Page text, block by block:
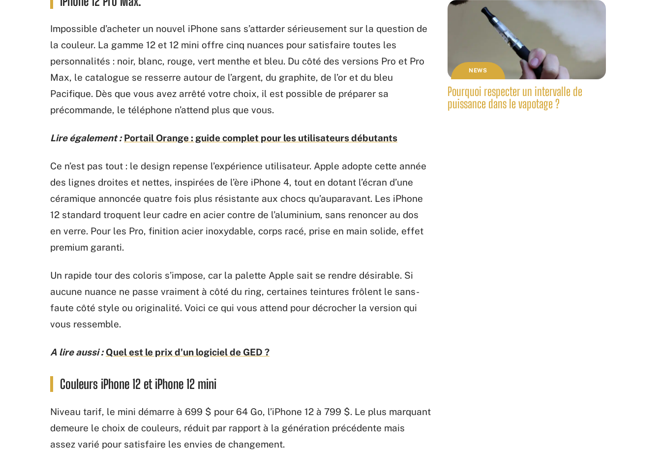
Impossible d’acheter un nouvel iPhone sans s’attarder sérieusement sur la question de
la couleur. La gamme 12 et 12 mini offre cinq nuances pour satisfaire toutes les
personnalités : noir, blanc, rouge, vert menthe et bleu. Du côté des versions Pro et Pro
Max, le catalogue se resserre autour de l’argent, du graphite, de l’or et du bleu
Pacifique. Dès que vous avez arrêté votre choix, il est possible de préparer sa
précommande, le téléphone n’attend plus que vous.
Lire également : Portail Orange : guide complet pour les utilisateurs débutants
Ce n’est pas tout : le design repense l’expérience utilisateur. Apple adopte cette année
des lignes droites et nettes, inspirées de l’ère iPhone 4, tout en dotant l’écran d’une
céramique annoncée quatre fois plus résistante aux chocs qu’auparavant. Les iPhone
12 standard troquent leur cadre en acier contre de l’aluminium, sans renoncer au dos
en verre. Pour les Pro, finition acier inoxydable, corps racé, prise en main solide, effet
premium garanti.
Un rapide tour des coloris s’impose, car la palette Apple sait se rendre désirable. Si
aucune nuance ne passe vraiment à côté du ring, certaines teintures frôlent le sans-
faute côté style ou originalité. Voici ce qui vous attend pour décrocher la version qui
vous ressemble.
A lire aussi : Quel est le prix d'un logiciel de GED ?
Couleurs iPhone 12 et iPhone 12 mini
Niveau tarif, le mini démarre à 699 $ pour 64 Go, l’iPhone 12 à 799 $. Le plus marquant
demeure le choix de couleurs, réduit par rapport à la génération précédente mais
assez varié pour satisfaire les envies de changement.
NEWS
Pourquoi respecter un intervalle de
puissance dans le vapotage ?